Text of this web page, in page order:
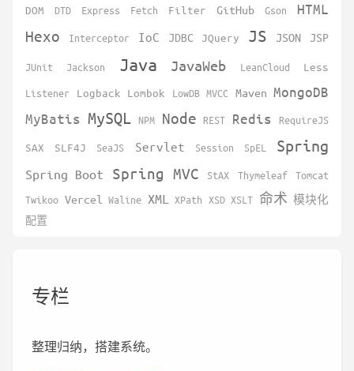
专栏
整理归纳，搭建系统。
DOM
DTD Express Fetch Filter GitHub Gson HTML
Hexo Interceptor IoC JDBC JQuery JS JSON JSP
JUnit Jackson Java JavaWeb LeanCloud
Less
Listener
Logback Lombok LowDB MVCC Maven MongoDB
MyBatis MySQL NPM Node REST Redis RequireJS
SAX SLF4J SeaJS Servlet Session SpEL Spring
Spring Boot Spring MVC StAX Thymeleaf
Tomcat
Twikoo Vercel Waline XML XPath XSD XSLT 命术 模块化
配置